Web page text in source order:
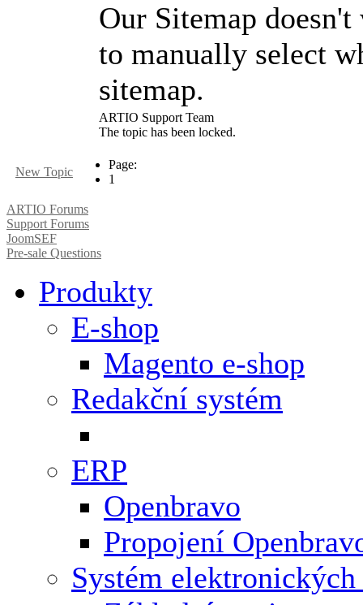
Our Sitemap
to manually select
sitemap.
ARTIO Support Team
The topic has been locked.
New Topic
Page:
1
ARTIO Forums
Support Forums
JoomSEF
Pre-sale Questions
Produkty
E-shop
Magento e-shop
Redakční systém
ERP
Openbravo
Propojení
Systém elektronických